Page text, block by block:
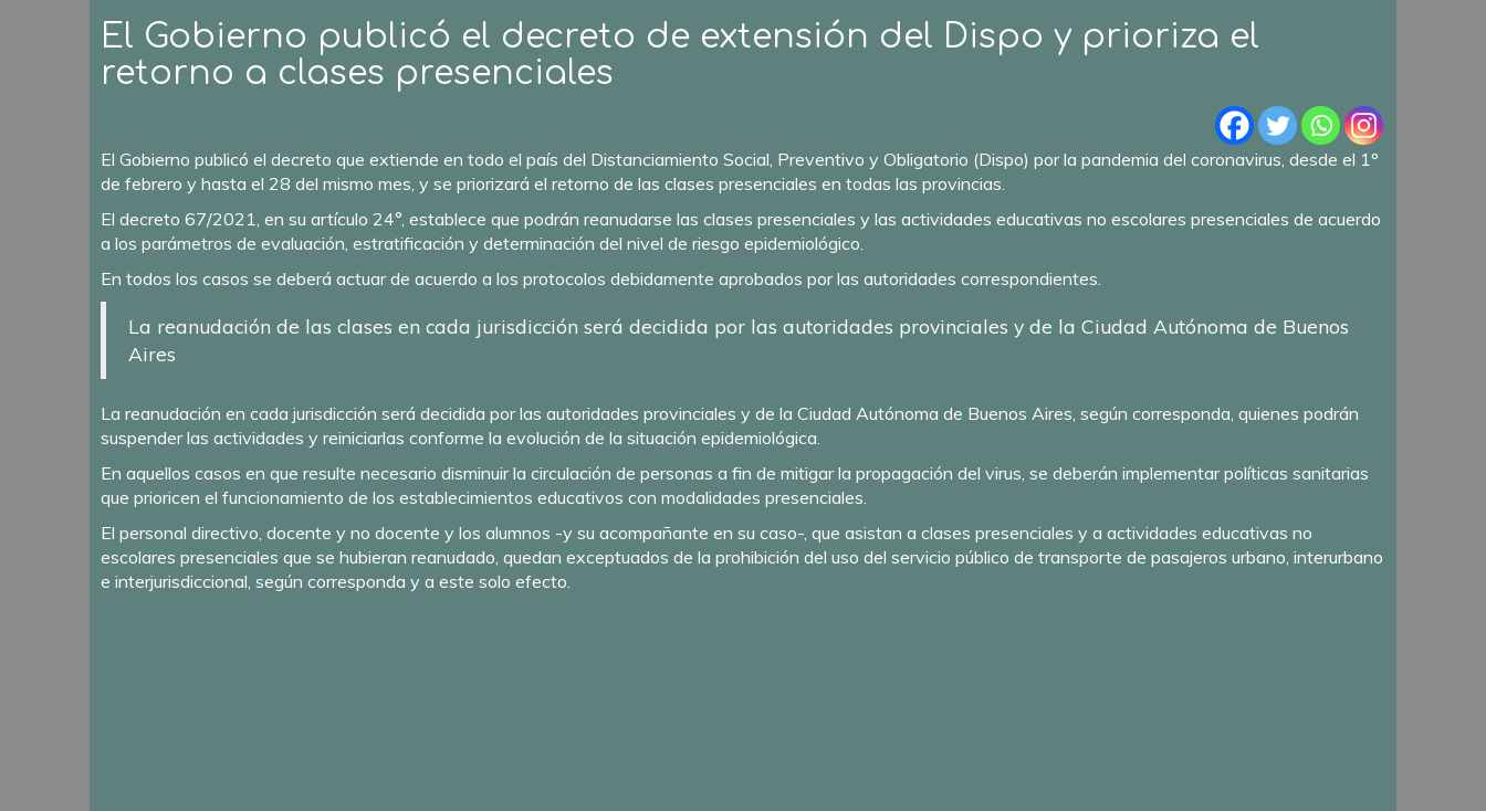
El Gobierno publicó el decreto de extensión del Dispo y prioriza el
retorno a clases presenciales
El Gobierno publicó el decreto que extiende en todo el país del Distanciamiento Social, Preventivo y Obligatorio (Dispo) por la pandemia del coronavirus, desde el 1º
de febrero y hasta el 28 del mismo mes, y se priorizará el retorno de las clases presenciales en todas las provincias.
El decreto 67/2021, en su artículo 24°, establece que podrán reanudarse las clases presenciales y las actividades educativas no escolares presenciales de acuerdo
a los parámetros de evaluación, estratificación y determinación del nivel de riesgo epidemiológico.
En todos los casos se deberá actuar de acuerdo a los protocolos debidamente aprobados por las autoridades correspondientes.
La reanudación de las clases en cada jurisdicción será decidida por las autoridades provinciales y de la Ciudad Autónoma de Buenos
Aires
La reanudación en cada jurisdicción será decidida por las autoridades provinciales y de la Ciudad Autónoma de Buenos Aires, según corresponda, quienes podrán
suspender las actividades y reiniciarlas conforme la evolución de la situación epidemiológica.
En aquellos casos en que resulte necesario disminuir la circulación de personas a fin de mitigar la propagación del virus, se deberán implementar políticas sanitarias
que prioricen el funcionamiento de los establecimientos educativos con modalidades presenciales.
El personal directivo, docente y no docente y los alumnos -y su acompañante en su caso-, que asistan a clases presenciales y a actividades educativas no
escolares presenciales que se hubieran reanudado, quedan exceptuados de la prohibición del uso del servicio público de transporte de pasajeros urbano, interurbano
e interjurisdiccional, según corresponda y a este solo efecto.